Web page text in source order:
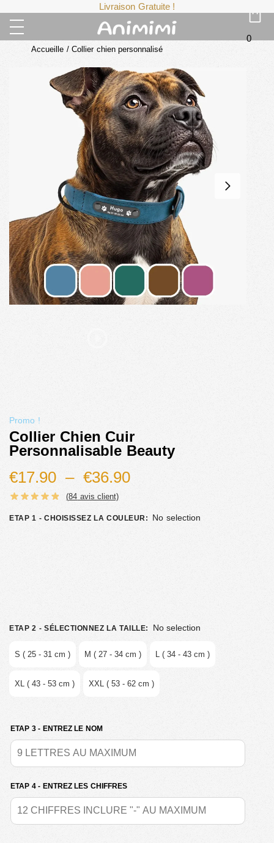
Livraison Gratuite !
0
Accueille / Collier chien personnalisé
Promo !
Collier Chien Cuir
Personnalisable Beauty
€17.90 – €36.90
(84 avis client)
ETAP 1 - CHOISISSEZ LA COULEUR: No selection
ETAP 2 - SÉLECTIONNEZ LA TAILLE: No selection
S ( 25 - 31 cm ) M ( 27 - 34 cm ) L ( 34 - 43 cm )
XL ( 43 - 53 cm ) XXL ( 53 - 62 cm )
ETAP 3 - ENTREZ LE NOM
ETAP 4 - ENTREZ LES CHIFFRES